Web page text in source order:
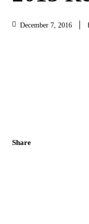
December 7, 2016
Share